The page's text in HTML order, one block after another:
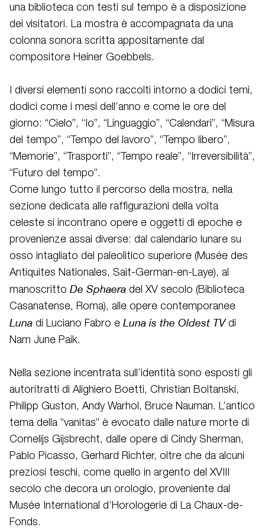
una biblioteca con testi sul tempo è a disposizione
dei visitatori. La mostra è accompagnata da una
colonna sonora scritta appositamente dal
compositore Heiner Goebbels.
I diversi elementi sono raccolti intorno a dodici temi,
dodici come i mesi dell’anno e come le ore del
giorno: “Cielo”, “Io”, “Linguaggio”, “Calendari”, “Misura
del tempo”, “Tempo del lavoro”, “Tempo libero”,
“Memorie”, “Trasporti”, “Tempo reale”, “Irreversibilità”,
“Futuro del tempo”.
Come lungo tutto il percorso della mostra, nella
sezione dedicata alle raffigurazioni della volta
celeste si incontrano opere e oggetti di epoche e
provenienze assai diverse: dal calendario lunare su
osso intagliato del paleolitico superiore (Musée des
Antiquites Nationales, Sait-German-en-Laye), al
manoscritto De Sphaera del XV secolo (Biblioteca
Casanatense, Roma), alle opere contemporanee
Luna di Luciano Fabro e Luna is the Oldest TV di
Nam June Paik.
Nella sezione incentrata sull’identità sono esposti gli
autoritratti di Alighiero Boetti, Christian Boltanski,
Philipp Guston, Andy Warhol, Bruce Nauman. L’antico
tema della “vanitas” è evocato dalle nature morte di
Cornelijs Gijsbrecht, dalle opere di Cindy Sherman,
Pablo Picasso, Gerhard Richter, oltre che da alcuni
preziosi teschi, come quello in argento del XVIII
secolo che decora un orologio, proveniente dal
Musée International d’Horologerie di La Chaux-de-
Fonds.